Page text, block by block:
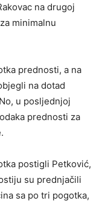
na drugoj
minimalnu
prednosti, a na
na dotad
u posljednjoj
prednosti za
postigli Petković,
su prednjačili
sa po tri pogotka,